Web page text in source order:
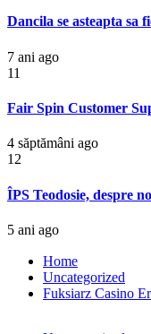
Dancila se asteapta sa
7 ani ago
11
Fair Spin Customer
4 săptămâni ago
12
ÎPS Teodosie, despre
5 ani ago
Home
Uncategorized
Fuksiarz Casino